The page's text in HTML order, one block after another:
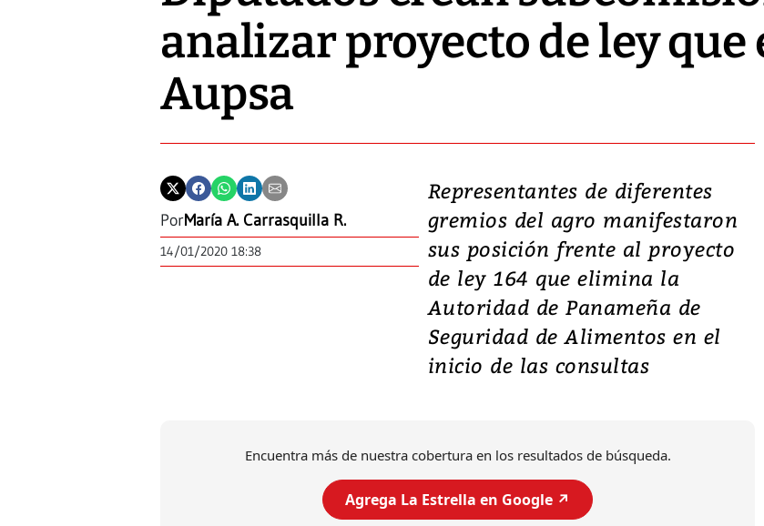
analizar proyecto de ley
Aupsa
PorMaría A. Carrasquilla R.
14/01/2020 18:38
Representantes de diferentes
gremios del agro manifestaron
sus posición frente al proyecto
de ley 164 que elimina la
Autoridad de Panameña de
Seguridad de Alimentos en el
inicio de las consultas
Encuentra más de nuestra cobertura en los resultados de búsqueda.
Agrega La Estrella en Google ↗️
Video, Japón: Terremoto
deja heridos y graves
daños en Kumamoto
7,1 se registró este martes 28 de
julio en la prefectura de Kumamoto,
al sur de Japón, provocando una